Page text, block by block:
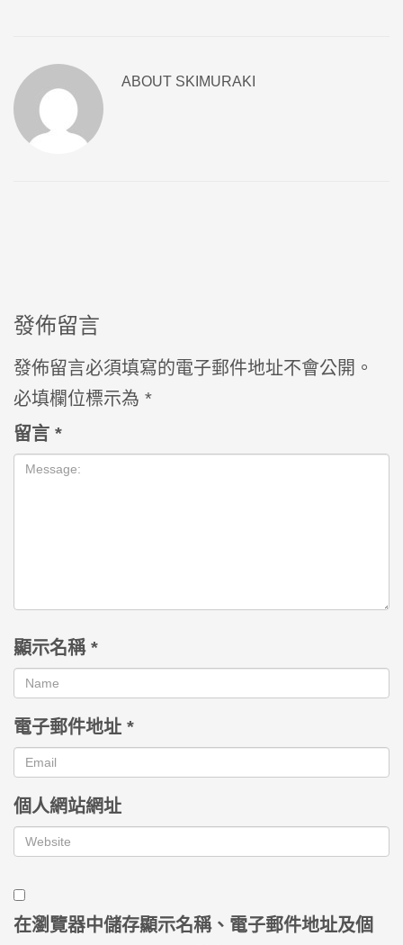
ABOUT SKIMURAKI
發佈留言
發佈留言必須填寫的電子郵件地址不會公開。
必填欄位標示為 *
留言 *
顯示名稱 *
電子郵件地址 *
個人網站網址
在瀏覽器中儲存顯示名稱、電子郵件地址及個